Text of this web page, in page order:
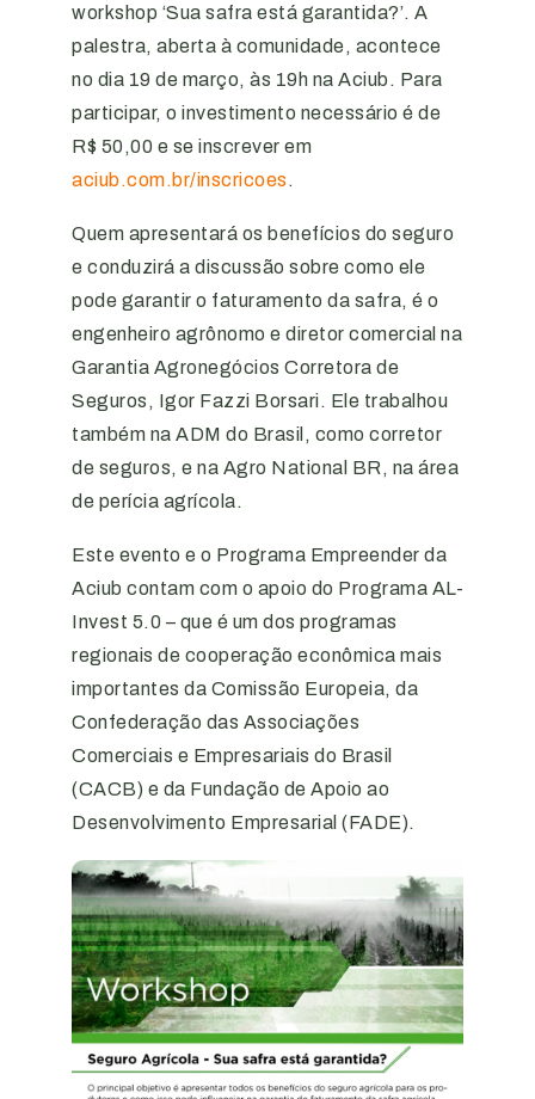
workshop ‘Sua safra está garantida?’. A
palestra, aberta à comunidade, acontece
no dia 19 de março, às 19h na Aciub. Para
participar, o investimento necessário é de
R$ 50,00 e se inscrever em
aciub.com.br/inscricoes .
Quem apresentará os benefícios do seguro
e conduzirá a discussão sobre como ele
pode garantir o faturamento da safra, é o
engenheiro agrônomo e diretor comercial na
Garantia Agronegócios Corretora de
Seguros, Igor Fazzi Borsari. Ele trabalhou
também na ADM do Brasil, como corretor
de seguros, e na Agro National BR, na área
de perícia agrícola.
Este evento e o Programa Empreender da
Aciub contam com o apoio do Programa AL-
Invest 5.0 – que é um dos programas
regionais de cooperação econômica mais
importantes da Comissão Europeia, da
Confederação das Associações
Comerciais e Empresariais do Brasil
(CACB) e da Fundação de Apoio ao
Desenvolvimento Empresarial (FADE).